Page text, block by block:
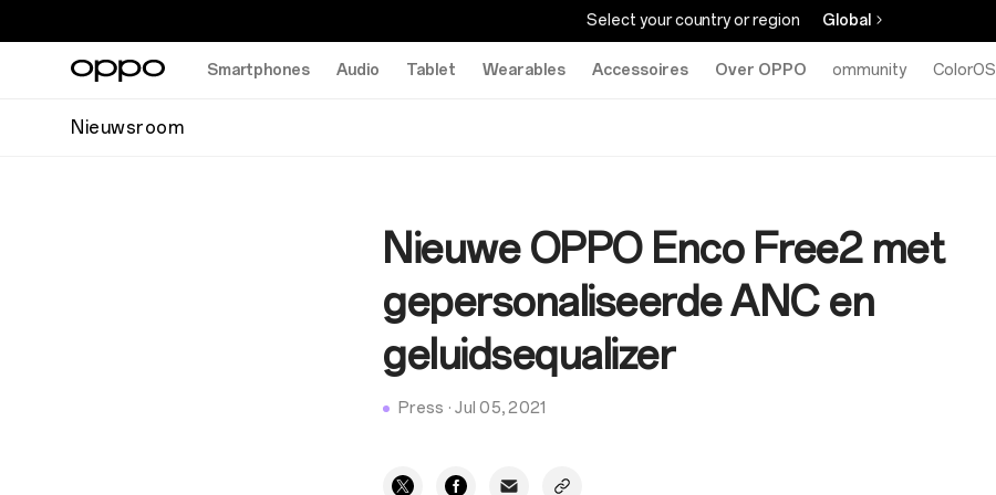
Select your country or region Global
Smartphones Audio Tablet Wearables Accessoires Over OPPO Community ColorOS
Nieuwsroom
Nieuwe OPPO Enco Free2 met
gepersonaliseerde ANC en
geluidsequalizer
Press ·Jul 05, 2021